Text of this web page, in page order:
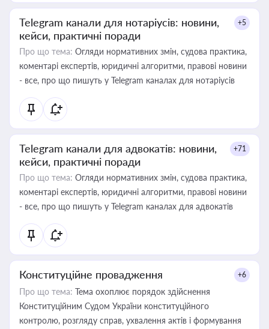
Telegram канали для нотаріусів: новини,
кейси, практичні поради
+5
Про що тема: Огляди нормативних змін, судова практика,
коментарі експертів, юридичні алгоритми, правові новини
- все, про що пишуть у Telegram каналах для нотаріусів
Telegram канали для адвокатів: новини,
кейси, практичні поради
+71
Про що тема: Огляди нормативних змін, судова практика,
коментарі експертів, юридичні алгоритми, правові новини
- все, про що пишуть у Telegram каналах для адвокатів
Конституційне провадження +6
Про що тема: Тема охоплює порядок здійснення
Конституційним Судом України конституційного
контролю, розгляду справ, ухвалення актів і формування